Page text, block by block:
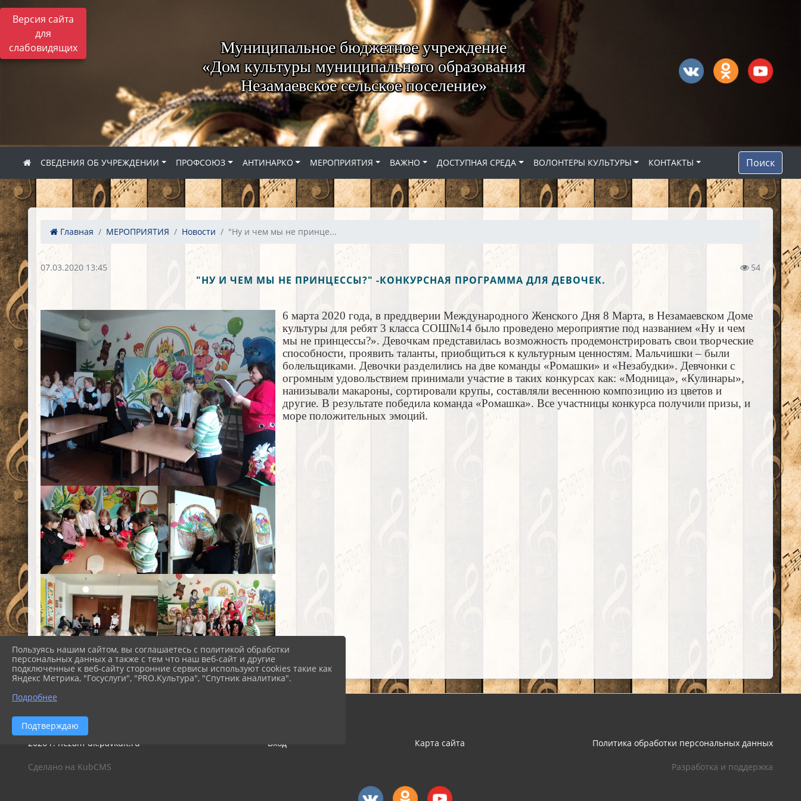
Версия сайта
для
слабовидящих
Муниципальное бюджетное учреждение
«Дом культуры муниципального образования
Незамаевское сельское поселение»
СВЕДЕНИЯ ОБ УЧРЕЖДЕНИИ ПРОФСОЮЗ АНТИНАРКО МЕРОПРИЯТИЯ ВАЖНО ДОСТУПНАЯ СРЕДА ВОЛОНТЕРЫ КУЛЬТУРЫ КОНТАКТЫ Поиск
Главная МЕРОПРИЯТИЯ Новости "Ну и чем мы не принце...
07.03.2020 13:45 54
"НУ И ЧЕМ МЫ НЕ ПРИНЦЕССЫ?" -КОНКУРСНАЯ ПРОГРАММА ДЛЯ ДЕВОЧЕК.
6 марта 2020 года, в преддверии Международного Женского Дня 8 Марта, в Незамаевском Доме
культуры для ребят 3 класса СОШ№14 было проведено мероприятие под названием «Ну и чем
мы не принцессы?». Девочкам представилась возможность продемонстрировать свои творческие
способности, проявить таланты, приобщиться к культурным ценностям. Мальчишки – были
болельщиками. Девочки разделились на две команды «Ромашки» и «Незабудки». Девчонки с
огромным удовольствием принимали участие в таких конкурсах как: «Модница», «Кулинары»,
нанизывали макароны, сортировали крупы, составляли весеннюю композицию из цветов и
другие. В результате победила команда «Ромашка». Все участницы конкурса получили призы, и
море положительных эмоций.
2026 г. nezam-dk.pavkult.ru Вход Карта сайта Политика обработки персональных данных
Сделано на KubCMS Разработка и поддержка
Пользуясь нашим сайтом, вы соглашаетесь с политикой обработки
персональных данных а также с тем что наш веб-сайт и другие
подключенные к веб-сайту сторонние сервисы используют cookies такие как
Яндекс Метрика, "Госуслуги", "PRO.Культура", "Спутник аналитика".
Подробнее
Подтверждаю